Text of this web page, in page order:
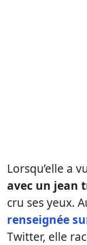
Lorsqu’elle a
avec un jean
cru ses yeux.
renseignée
Twitter, elle